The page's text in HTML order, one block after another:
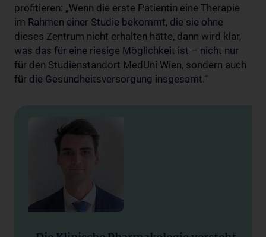
profitieren: „Wenn die erste Patientin eine Therapie
im Rahmen einer Studie bekommt, die sie ohne
dieses Zentrum nicht erhalten hätte, dann wird klar,
was das für eine riesige Möglichkeit ist – nicht nur
für den Studienstandort MedUni Wien, sondern auch
für die Gesundheitsversorgung insgesamt.“